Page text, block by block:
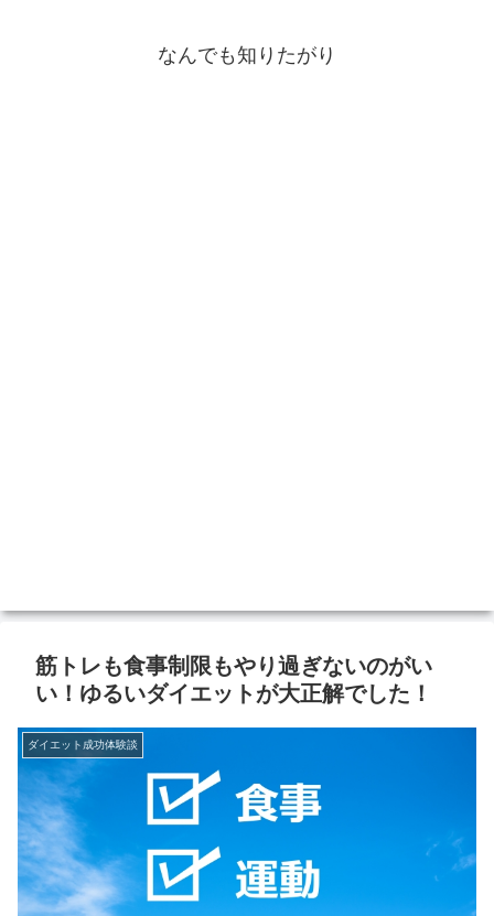
なんでも知りたがり
筋トレも食事制限もやり過ぎないのがい
い！ゆるいダイエットが大正解でした！
ダイエット成功体験談